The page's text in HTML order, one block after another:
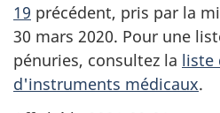
19 précédent, pris par la
30 mars 2020. Pour une
pénuries, consultez la liste
d'instruments médicaux.